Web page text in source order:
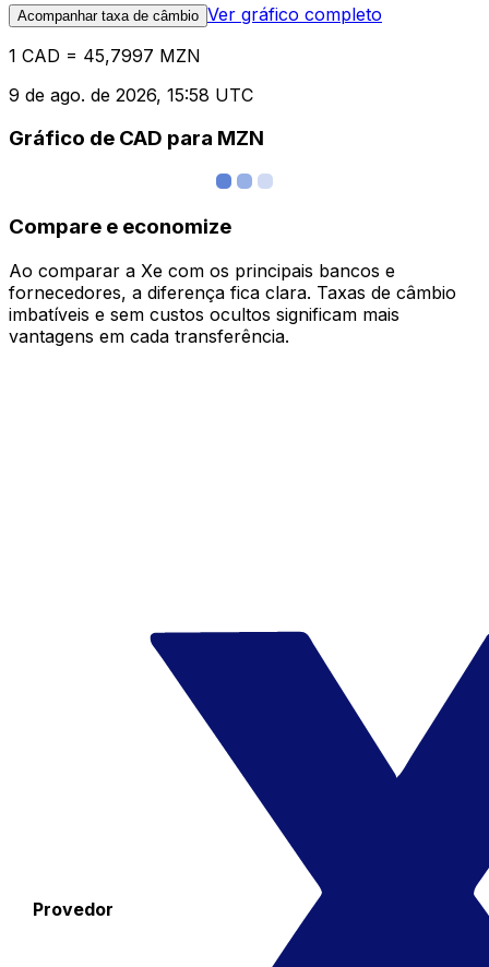
Acompanhar taxa de câmbio Ver gráfico completo
1 CAD = 45,7997 MZN
9 de ago. de 2026, 15:58 UTC
Gráfico de CAD para MZN
Compare e economize
Ao comparar a Xe com os principais bancos e
fornecedores, a diferença fica clara. Taxas de câmbio
imbatíveis e sem custos ocultos significam mais
vantagens em cada transferência.
Provedor